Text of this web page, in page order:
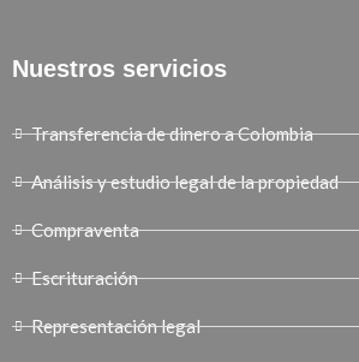
Nuestros servicios
Transferencia de dinero a Colombia
Análisis y estudio legal de la propiedad
Compraventa
Escrituración
Representación legal